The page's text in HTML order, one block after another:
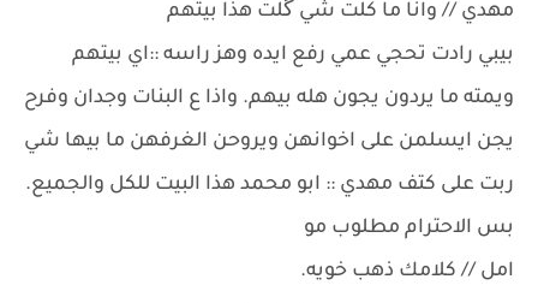
مهدي // وانا ما كلت شي گلت هذا بيتهم
بيبي رادت تحجي عمي رفع ايده وهز راسه ::اي بيتهم
ويمته ما يردون يجون هله بيهم. واذا ع البنات وجدان وفرح
يجن ايسلمن على اخوانهن ويروحن الغرفهن ما بيها شي
ربت على كتف مهدي :: ابو محمد هذا البيت للكل والجميع.
بس الاحترام مطلوب مو
امل // كلامك ذهب خويه.